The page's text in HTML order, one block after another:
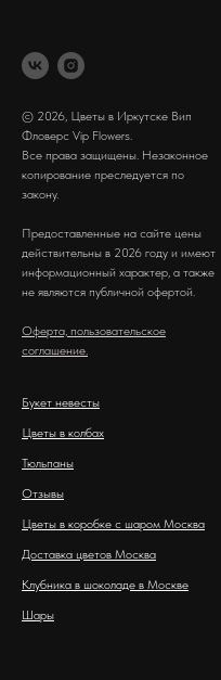
© 2026, Цветы в Иркутске Вип
Фловерс Vip Flowers.
Все права защищены. Незаконное
копирование преследуется по
закону.
Предоставленные на сайте цены
действительны в 2026 году и имеют
информационный характер, а также
не являются публичной офертой.
Оферта, пользовательское
соглашение.
Букет невесты
Цветы в колбах
Тюльпаны
Отзывы
Цветы в коробке с шаром Москва
Доставка цветов Москва
Клубника в шоколаде в Москве
Шары